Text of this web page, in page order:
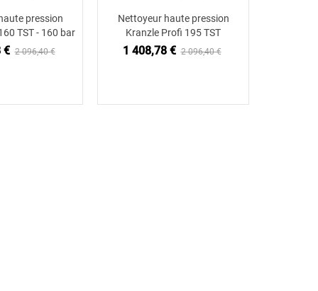
au panier
pression
TST - 160 bar
€ 2 096,40 €
Ajouter au panier
Nettoyeur haute pression
Kranzle Profi 195 TST
1 408,78 € 2 096,40 €